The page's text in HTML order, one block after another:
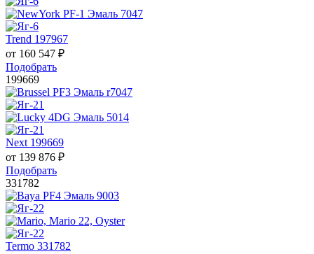
Trend 197967
от 160 547 ₽
Подобрать
199669
Next 199669
от 139 876 ₽
Подобрать
331782
Termo 331782